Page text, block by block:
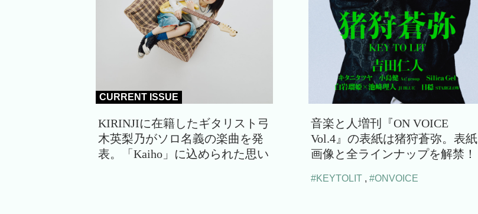
CURRENT ISSUE
KIRINJIに在籍したギタリスト弓
木英梨乃がソロ名義の楽曲を発
表。「Kaiho」に込められた思い
音楽と人増刊『ON VOICE
Vol.4』の表紙は猪狩蒼弥。表紙
画像と全ラインナップを解禁！
#KEYTOLIT , #ONVOICE